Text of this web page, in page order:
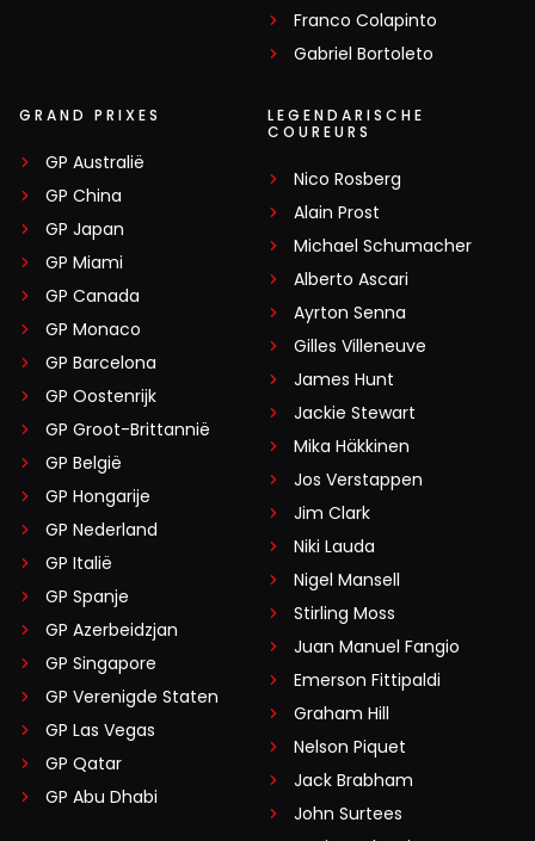
Franco Colapinto
Gabriel Bortoleto
GRAND PRIXES
GP Australië
GP China
GP Japan
GP Miami
GP Canada
GP Monaco
GP Barcelona
GP Oostenrijk
GP Groot-Brittannië
GP België
GP Hongarije
GP Nederland
GP Italië
GP Spanje
GP Azerbeidzjan
GP Singapore
GP Verenigde Staten
GP Las Vegas
GP Qatar
GP Abu Dhabi
LEGENDARISCHE
COUREURS
Nico Rosberg
Alain Prost
Michael Schumacher
Alberto Ascari
Ayrton Senna
Gilles Villeneuve
James Hunt
Jackie Stewart
Mika Häkkinen
Jos Verstappen
Jim Clark
Niki Lauda
Nigel Mansell
Stirling Moss
Juan Manuel Fangio
Emerson Fittipaldi
Graham Hill
Nelson Piquet
Jack Brabham
John Surtees